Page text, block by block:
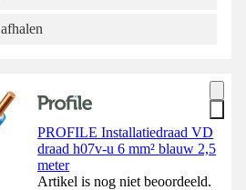
PROFILE Installatiedraad VD
draad h07v-u 6 mm² blauw 2,5
meter
Artikel is nog niet beoordeeld.